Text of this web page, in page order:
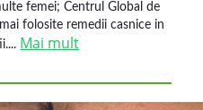
femei; Centrul Global de
folosite remedii casnice in
Mai mult